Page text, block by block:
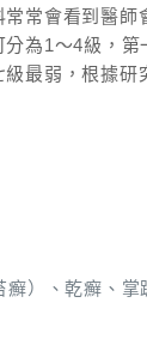
常會看到醫師
為1～4級，第
最弱，根據研
）、乾癬、掌